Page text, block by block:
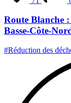
Route Blanche
Basse-Côte-
#Réduction des